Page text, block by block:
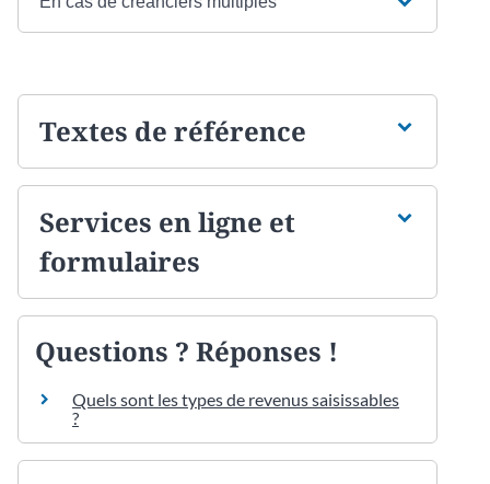
Textes de référence
Services en ligne et
formulaires
Questions ? Réponses !
Quels sont les types de revenus saisissables
?